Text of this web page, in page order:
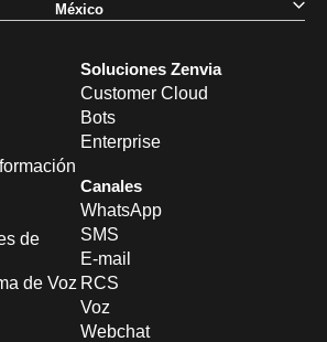
de
de Voz
Soluciones Zenvia
Customer Cloud
Bots
Enterprise
Canales
WhatsApp
SMS
E-mail
RCS
Voz
Webchat
México